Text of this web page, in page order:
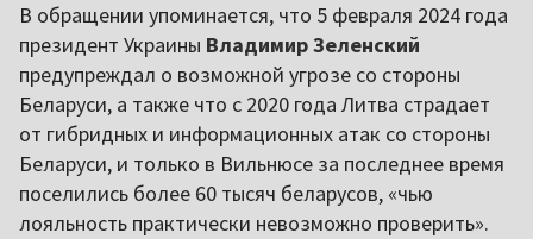
В обращении упоминается, что 5 февраля 2024 года
президент Украины Владимир Зеленский
предупреждал о возможной угрозе со стороны
Беларуси, а также что с 2020 года Литва страдает
от гибридных и информационных атак со стороны
Беларуси, и только в Вильнюсе за последнее время
поселились более 60 тысяч беларусов, «чью
лояльность практически невозможно проверить».